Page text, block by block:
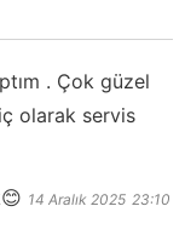
. Çok güzel
olarak servis
14 Aralık 2025 23:10